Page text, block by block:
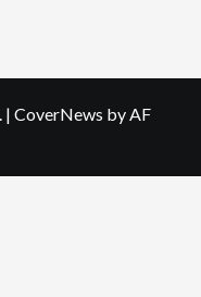
| CoverNews by AF